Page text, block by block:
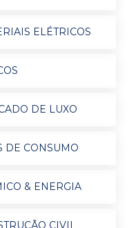
ELÉTRICOS
DE LUXO
DE CONSUMO
& ENERGIA
CIVIL